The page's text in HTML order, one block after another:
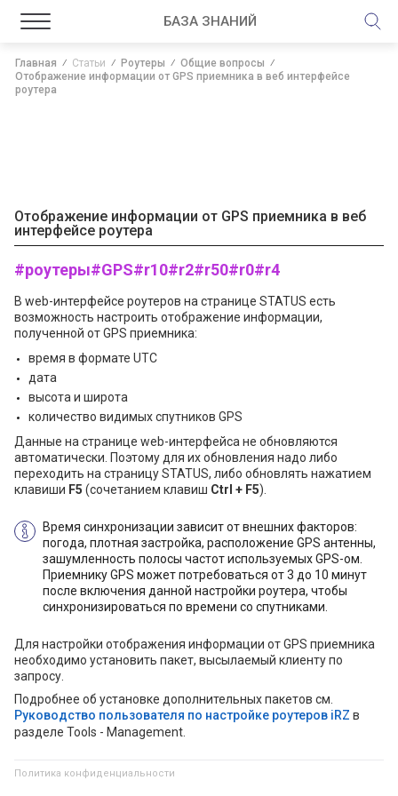
БАЗА ЗНАНИЙ
Главная Статьи Роутеры
Общие вопросы
Отображение информации от GPS приемника в веб интерфейсе
роутера
Отображение информации от GPS приемника в веб
интерфейсе роутера
#роутеры#GPS#r10#r2#r50#r0#r4
В web-интерфейсе роутеров на странице STATUS есть
возможность настроить отображение информации,
полученной от GPS приемника:
время в формате UTC
дата
высота и широта
количество видимых спутников GPS
Данные на странице web-интерфейса не обновляются
автоматически. Поэтому для их обновления надо либо
переходить на страницу STATUS, либо обновлять нажатием
клавиши F5 (сочетанием клавиш Ctrl + F5).
Время синхронизации зависит от внешних факторов:
погода, плотная застройка, расположение GPS антенны,
зашумленность полосы частот используемых GPS-ом.
Приемнику GPS может потребоваться от 3 до 10 минут
после включения данной настройки роутера, чтобы
синхронизироваться по времени со спутниками.
Для настройки отображения информации от GPS приемника
необходимо установить пакет, высылаемый клиенту по
запросу.
Подробнее об установке дополнительных пакетов см.
Руководство пользователя по настройке роутеров iRZ в
разделе Tools - Management.
Политика конфиденциальности